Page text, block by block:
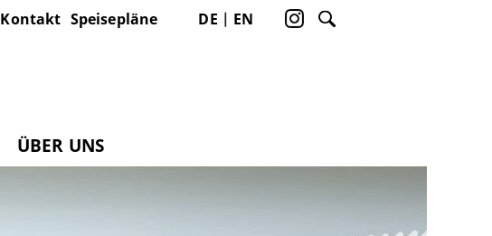
Kontakt Speisepläne DE EN
ÜBER UNS